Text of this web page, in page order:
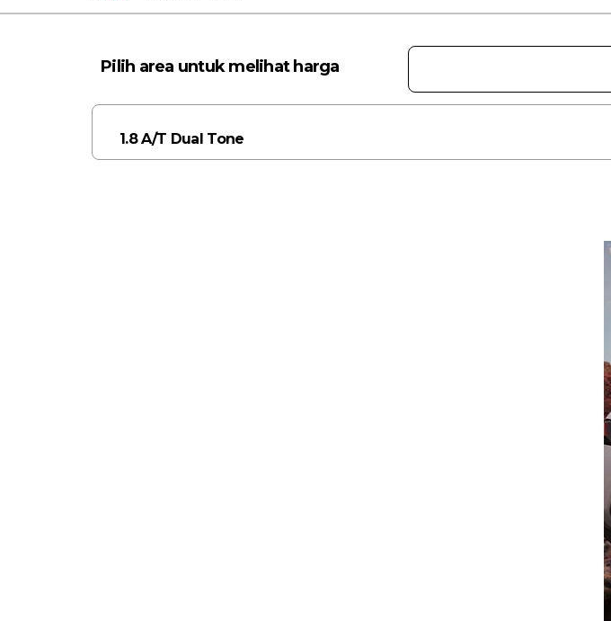
Pilih area untuk melihat harga
1.8 A/T Dual Tone